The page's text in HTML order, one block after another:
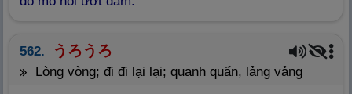
562. うろうろ
Lòng vòng; đi đi lại lại; quanh quẩn, lảng vảng